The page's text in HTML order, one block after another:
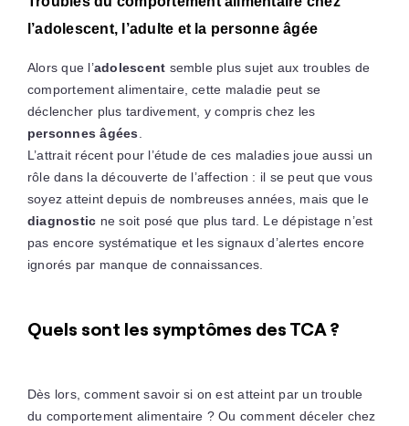
l’adolescent, l’adulte et la personne âgée
Alors que l’adolescent semble plus sujet aux troubles de
comportement alimentaire, cette maladie peut se
déclencher plus tardivement, y compris chez les
personnes âgées.
L’attrait récent pour l’étude de ces maladies joue aussi un
rôle dans la découverte de l’affection : il se peut que vous
soyez atteint depuis de nombreuses années, mais que le
diagnostic ne soit posé que plus tard. Le dépistage n’est
pas encore systématique et les signaux d’alertes encore
ignorés par manque de connaissances.
Quels sont les symptômes des TCA ?
Dès lors, comment savoir si on est atteint par un trouble
du comportement alimentaire ? Ou comment déceler chez